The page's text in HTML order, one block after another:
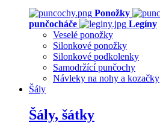
Ponožky
punčocháče
Legíny
Veselé ponožky
Silonkové ponožky
Silonkové podkolenky
Samodržící punčochy
Návleky na nohy a kozačky
Šály
Šály, šátky